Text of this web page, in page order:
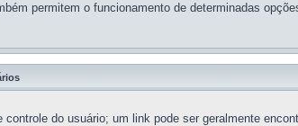
permitem o funcionamento de determinadas
do usuário; um link pode ser geralmente